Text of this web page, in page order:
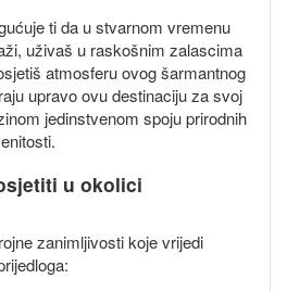
ti da u stvarnom vremenu
uživaš u raskošnim zalascima
atmosferu ovog šarmantnog
upravo ovu destinaciju za svoj
jedinstvenom spoju prirodnih
u okolici
zanimljivosti koje vrijedi